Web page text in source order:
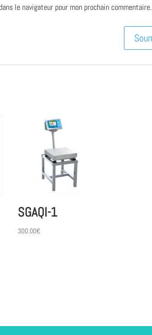
le navigateur pour mon prochain commentaire.
SGAQI-1
300.00€